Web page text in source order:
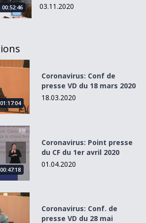
00:52:46
03.11.2020
presse VD du 18 mars 2020
01:17:04
Coronavirus: Conf de
presse VD du 18 mars 2020
18.03.2020
du CF du 1er avril 2020
00:47:18
Coronavirus: Point presse
du CF du 1er avril 2020
01.04.2020
presse VD du 28 mai
Coronavirus: Conf. de
presse VD du 28 mai